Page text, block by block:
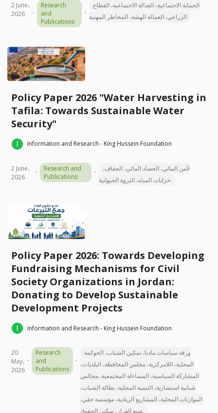
2 June،
2026
Research
and
Publications
الحماية الاجتماعية، العدالة الاجتماعية، القطاع
الزراعي، العمالة الهشة، المخاطر المهنية
Policy Paper 2026 "Water Harvesting in
Tafila: Towards Sustainable Water
Security"
Information and Research - King Hussein Foundation
2 June،
2026
Research and
Publications
لأمن المائي، الحصاد المائي، الجفاف،
خزانات المياه، الثروة الحيوانية.
Policy Paper 2026: Towards Developing
Fundraising Mechanisms for Civil
Society Organizations in Jordan:
Donating to Develop Sustainable
Development Projects
Information and Research - King Hussein Foundation
20
May،
2026
Research
and
Publications
ورقة سياسات مادبا، تمكين الشباب، الحوكمة
المحلية، اللامركزية، مجلس المحافظة، البلديات،
المشاركة السياسية، المساءلة المجتمعية، مجالس
شبابية استشارية، التنمية المحلية، بطالة الشباب،
الموازنات المحلية، المشاريع الريادية، مؤسسة حقي،
صنع القرار، تمكين الحقوق.